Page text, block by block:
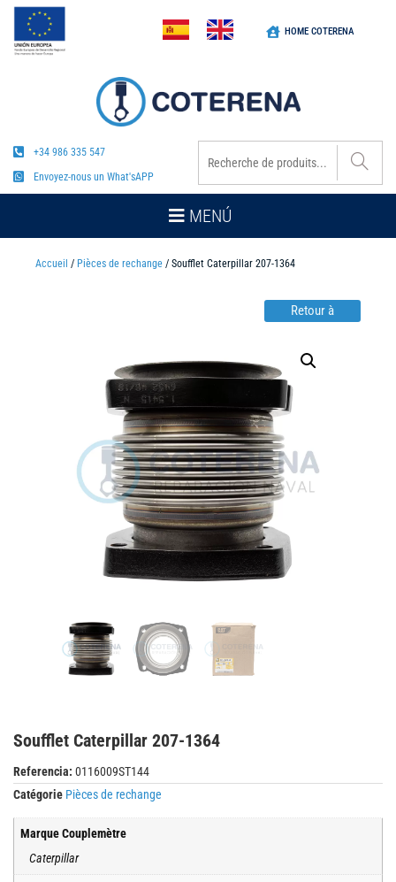
HOME COTERENA
+34 986 335 547
Envoyez-nous un What'sAPP
MENÚ
Accueil / Pièces de rechange / Soufflet Caterpillar 207-1364
Retour à
Soufflet Caterpillar 207-1364
Referencia: 0116009ST144
Catégorie Pièces de rechange
Marque Couplemètre
Caterpillar